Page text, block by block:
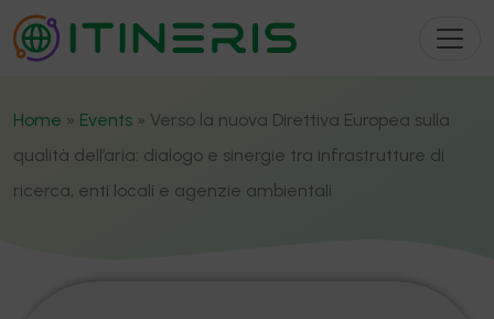
Home » Events » Verso la nuova Direttiva Europea sulla
qualità dell’aria: dialogo e sinergie tra infrastrutture di
ricerca, enti locali e agenzie ambientali